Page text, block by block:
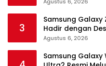
3
Samsung Galaxy
Hadir dengan
Agustus 6, 2026
Samsung